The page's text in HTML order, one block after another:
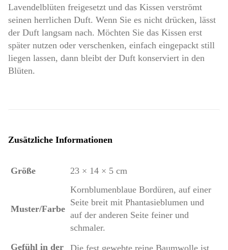
Lavendelblüten freigesetzt und das Kissen verströmt
seinen herrlichen Duft. Wenn Sie es nicht drücken, lässt
der Duft langsam nach. Möchten Sie das Kissen erst
später nutzen oder verschenken, einfach eingepackt still
liegen lassen, dann bleibt der Duft konserviert in den
Blüten.
Zusätzliche Informationen
Größe 23 × 14 × 5 cm
Muster/Farbe
Kornblumenblaue Bordüren, auf einer
Seite breit mit Phantasieblumen und
auf der anderen Seite feiner und
schmaler.
Gefühl in der
Die fest gewebte reine Baumwolle ist